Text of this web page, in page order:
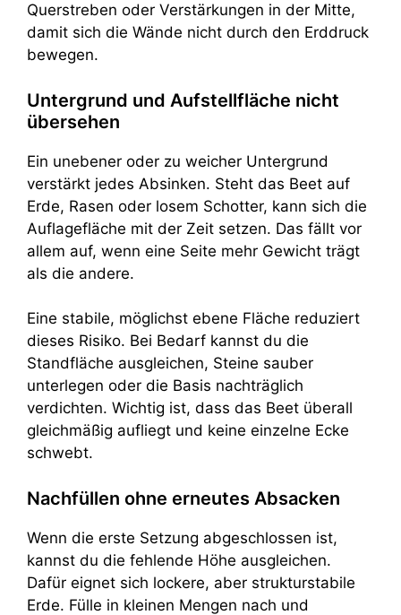
Querstreben oder Verstärkungen in der Mitte,
damit sich die Wände nicht durch den Erddruck
bewegen.
Untergrund und Aufstellfläche nicht
übersehen
Ein unebener oder zu weicher Untergrund
verstärkt jedes Absinken. Steht das Beet auf
Erde, Rasen oder losem Schotter, kann sich die
Auflagefläche mit der Zeit setzen. Das fällt vor
allem auf, wenn eine Seite mehr Gewicht trägt
als die andere.
Eine stabile, möglichst ebene Fläche reduziert
dieses Risiko. Bei Bedarf kannst du die
Standfläche ausgleichen, Steine sauber
unterlegen oder die Basis nachträglich
verdichten. Wichtig ist, dass das Beet überall
gleichmäßig aufliegt und keine einzelne Ecke
schwebt.
Nachfüllen ohne erneutes Absacken
Wenn die erste Setzung abgeschlossen ist,
kannst du die fehlende Höhe ausgleichen.
Dafür eignet sich lockere, aber strukturstabile
Erde. Fülle in kleinen Mengen nach und